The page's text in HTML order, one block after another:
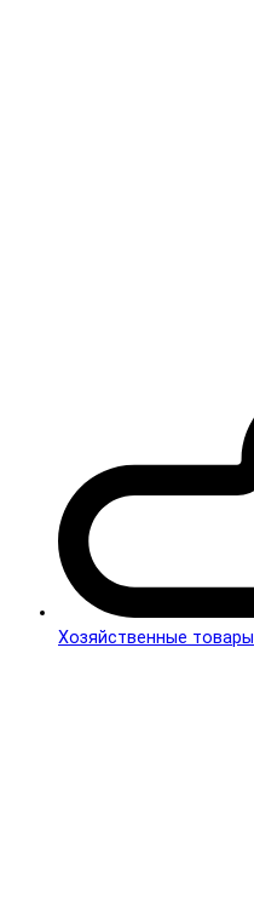
Хозяйственные товары